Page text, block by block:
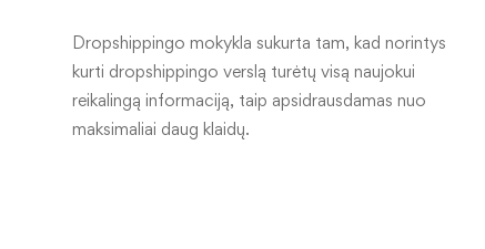
Dropshippingo mokykla sukurta tam, kad norintys
kurti dropshippingo verslą turėtų visą naujokui
reikalingą informaciją, taip apsidrausdamas nuo
maksimaliai daug klaidų.